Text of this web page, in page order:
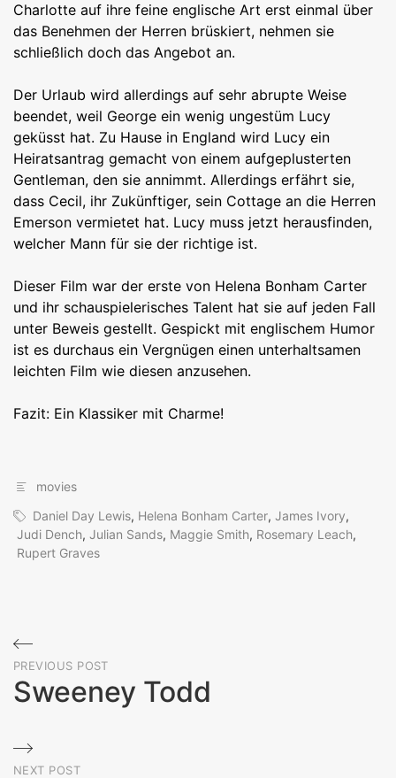
Charlotte auf ihre feine englische Art erst einmal über
das Benehmen der Herren brüskiert, nehmen sie
schließlich doch das Angebot an.
Der Urlaub wird allerdings auf sehr abrupte Weise
beendet, weil George ein wenig ungestüm Lucy
geküsst hat. Zu Hause in England wird Lucy ein
Heiratsantrag gemacht von einem aufgeplusterten
Gentleman, den sie annimmt. Allerdings erfährt sie,
dass Cecil, ihr Zukünftiger, sein Cottage an die Herren
Emerson vermietet hat. Lucy muss jetzt herausfinden,
welcher Mann für sie der richtige ist.
Dieser Film war der erste von Helena Bonham Carter
und ihr schauspielerisches Talent hat sie auf jeden Fall
unter Beweis gestellt. Gespickt mit englischem Humor
ist es durchaus ein Vergnügen einen unterhaltsamen
leichten Film wie diesen anzusehen.
Fazit: Ein Klassiker mit Charme!
movies
Daniel Day Lewis, Helena Bonham Carter, James Ivory,
Judi Dench, Julian Sands, Maggie Smith, Rosemary Leach,
Rupert Graves
Beitragsnavigation
PREVIOUS POST
Sweeney Todd
Post
NEXT POST